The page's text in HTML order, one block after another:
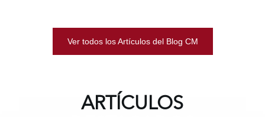
Ver todos los Artículos del Blog CM
ARTÍCULOS